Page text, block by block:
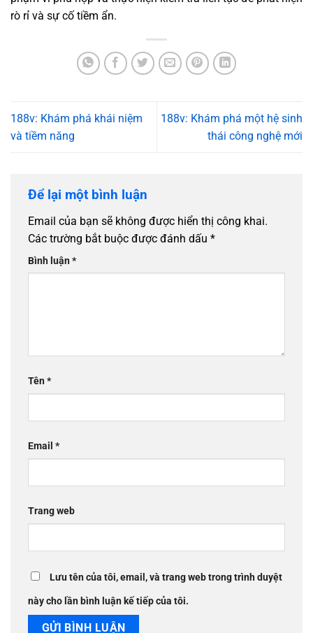
rò rỉ và sự cố tiềm ẩn.
188v: Khám phá khái niệm
và tiềm năng
188v: Khám phá một hệ sinh
thái công nghệ mới
Để lại một bình luận
Email của bạn sẽ không được hiển thị công khai.
Các trường bắt buộc được đánh dấu *
Bình luận*
Tên*
Email *
Trang web
Lưu tên của tôi, email, và trang web trong trình duyệt
này cho lần bình luận kế tiếp của tôi.